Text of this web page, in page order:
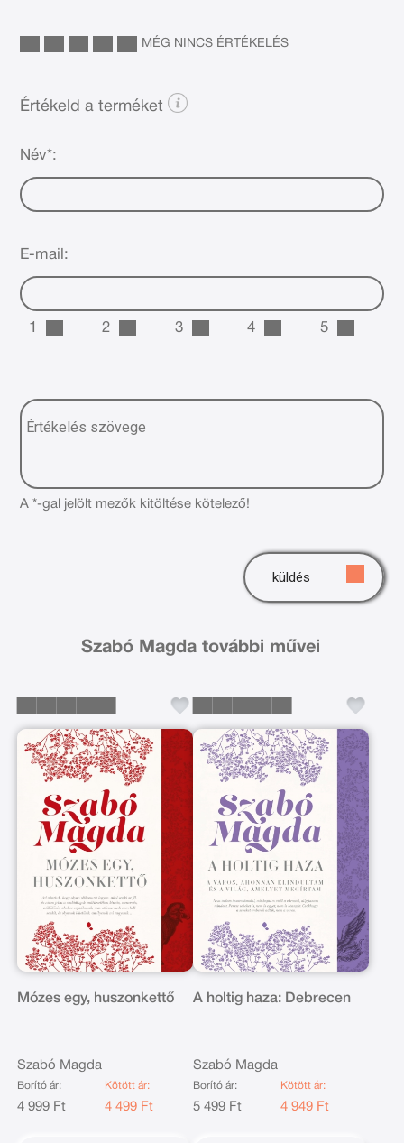
MÉG NINCS ÉRTÉKELÉS
Értékeld a terméket
Név*:
E-mail:
1 2 3 4 5
A *-gal jelölt mezők kitöltése kötelező!
küldés
Szabó Magda további művei
Mózes egy, huszonkettő
Szabó Magda
Borító ár:
4 999 Ft
Kötött ár:
4 499 Ft
A holtig haza: Debrecen
Szabó Magda
Borító ár:
5 499 Ft
Kötött ár:
4 949 Ft